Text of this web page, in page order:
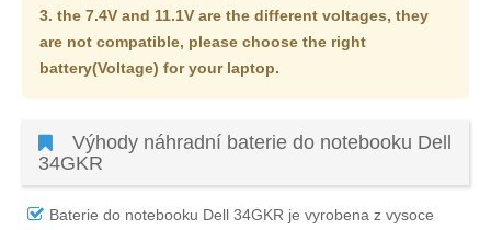
3. the 7.4V and 11.1V are the different voltages, they
are not compatible, please choose the right
battery(Voltage) for your laptop.
Výhody náhradní baterie do notebooku Dell
34GKR
Baterie do notebooku Dell 34GKR je vyrobena z vysoce